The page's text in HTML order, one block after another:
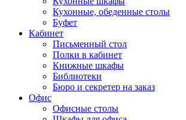
Кухонные, обеденные столы
Буфет
Кабинет
Письменный стол
Полки в кабинет
Книжные шкафы
Библиотеки
Бюро и секретер на заказ
Офис
Офисные столы